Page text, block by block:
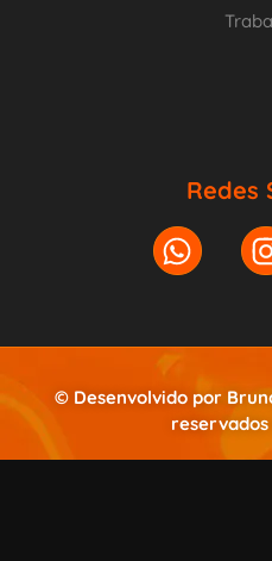
Redes
© Desenvolvido por
reservados